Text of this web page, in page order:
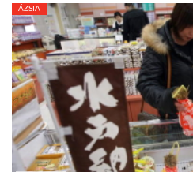
KÖZEL-KELET
AUSZTRÁLIA
A VILÁG ITTHON
ÁZSIA